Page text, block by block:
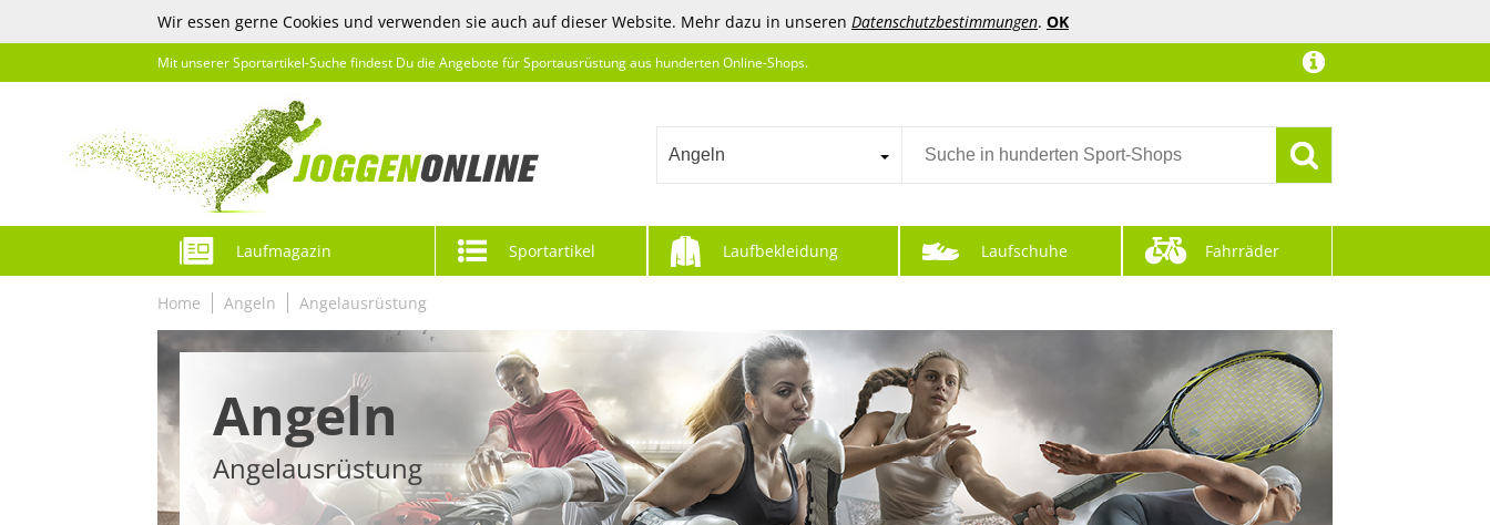
Wir essen gerne Cookies und verwenden sie auch auf dieser Website. Mehr dazu in unseren Datenschutzbestimmungen. OK
Mit unserer Sportartikel-Suche findest Du die Angebote für Sportausrüstung aus hunderten Online-Shops.
Angeln
Laufmagazin Sportartikel Laufbekleidung Laufschuhe Fahrräder
Home Angeln Angelausrüstung
Angeln
Angelausrüstung